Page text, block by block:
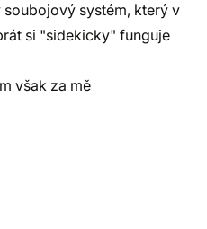
systém, který v
si "sidekicky" funguje
však za mě